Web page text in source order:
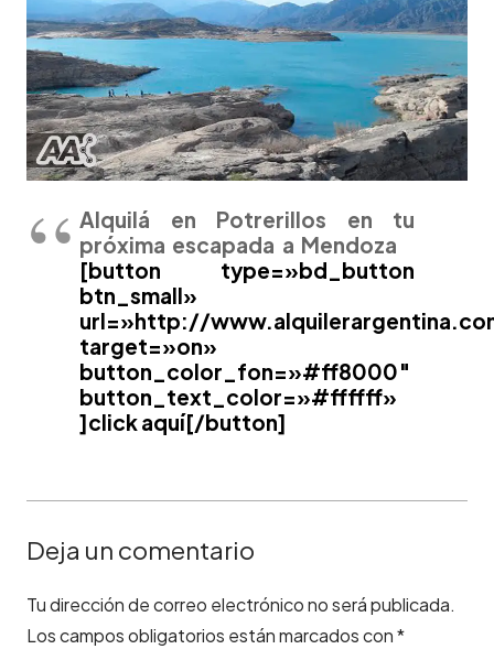
Alquilá en Potrerillos en tu
próxima escapada a Mendoza
[button type=»bd_button
btn_small»
url=»http://
target=»on»
button_color_fon=»#ff8000″
button_text_color=»#ffffff»
]click aquí[/button]
Deja un comentario
Tu dirección de correo electrónico no será publicada.
Los campos obligatorios están marcados con*